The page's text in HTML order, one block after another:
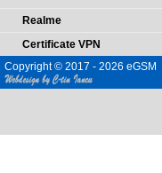
Realme
Certificate VPN
Copyright © 2017 - 2026 eGSM